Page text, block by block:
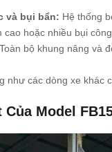
và bụi bẩn: Hệ thống
hoặc nhiều bụi công
Toàn bộ khung nâng và
như các dòng xe khác
Model